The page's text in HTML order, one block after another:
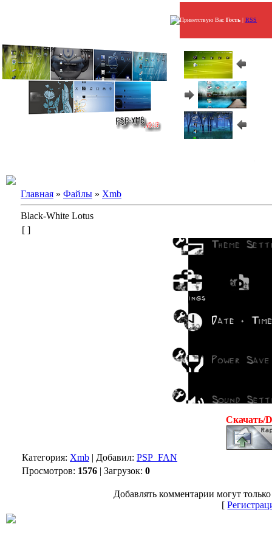
Приветствую Вас Гость | RSS
Главная » Файлы » Xmb
Black-White Lotus
[ ]
Скачать/
Категория: Xmb | Добавил: PSP_FAN
Просмотров: 1576 | Загрузок: 0
Добавлять комментарии могут
[